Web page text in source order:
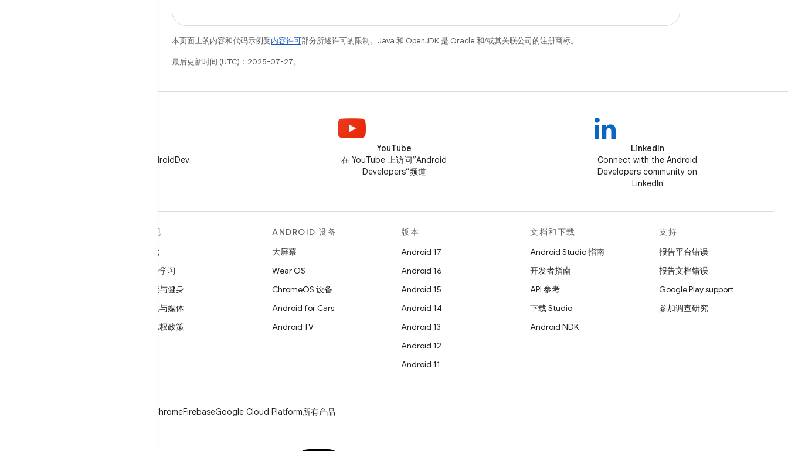
本页面上的内容和代码示例受内容许可部分所述许可的限制。Java 和 OpenJDK 是 Oracle 和/或其关联公司的注册商标。
最后更新时间 (UTC)：2025-07-27。
在 X 上关注 @AndroidDev
YouTube
在 YouTube 上访问“Android
Developers”频道
LinkedIn
Connect with the Android
Developers community on
LinkedIn
发现
游戏
机器学习
健康与健身
相机与媒体
隐私权政策
ANDROID 设备
大屏幕
Wear OS
ChromeOS 设备
Android for Cars
Android TV
版本
Android 17
Android 16
Android 15
Android 14
Android 13
Android 12
Android 11
文档和下载
Android Studio 指南
开发者指南
API 参考
下载 Studio
Android NDK
支持
报告平台错误
报告文档错误
Google Play support
参加调查研究
ChromeFirebaseGoogle Cloud Platform所有产品